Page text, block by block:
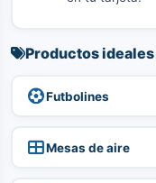
Productos
Futbolines
Mesas de aire